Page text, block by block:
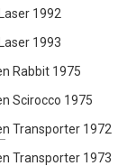
1992
1993
Rabbit 1975
Scirocco 1975
Transporter 1972
Transporter 1973